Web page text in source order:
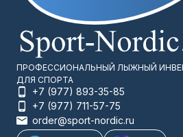
ПРОФЕССИОНАЛЬНЫЙ ЛЫЖНЫЙ
ДЛЯ СПОРТА
+7 (977) 893-35-85
+7 (977) 711-57-75
order@sport-nordic.ru